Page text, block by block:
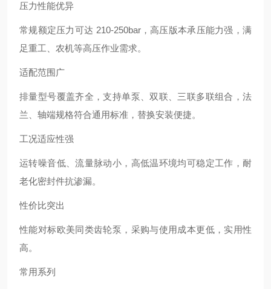
压力性能优异
常规额定压力可达 210-250bar，高压版本承压能力强，满
足重工、农机等高压作业需求。
适配范围广
排量型号覆盖齐全，支持单泵、双联、三联多联组合，法
兰、轴端规格符合通用标准，替换安装便捷。
工况适应性强
运转噪音低、流量脉动小，高低温环境均可稳定工作，耐
老化密封件抗渗漏。
性价比突出
性能对标欧美同类齿轮泵，采购与使用成本更低，实用性
高。
常用系列